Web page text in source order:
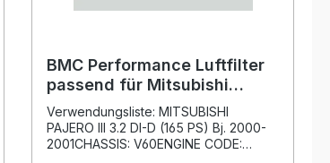
BMC Performance Luftfilter
passend für Mitsubishi
Pajero III 3.2 DI-D (165 PS) Bj.
2000-2001
Verwendungsliste: MITSUBISHI
PAJERO III 3.2 DI-D (165 PS) Bj. 2000-
2001CHASSIS: V60ENGINE CODE: